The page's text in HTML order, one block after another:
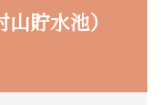
貯水池）